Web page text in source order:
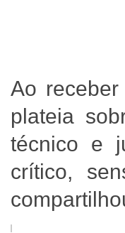
Ao
plateia
técnico e
crítico,